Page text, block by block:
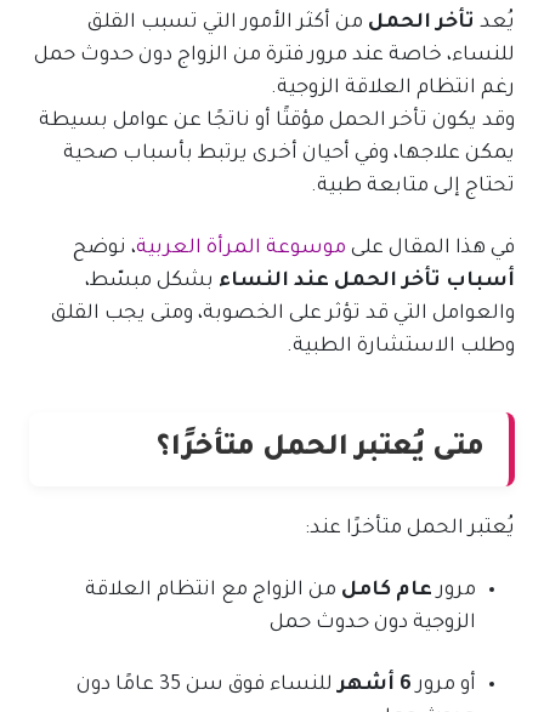
يُعد تأخر الحمل من أكثر الأمور التي تسبب القلق
للنساء، خاصة عند مرور فترة من الزواج دون حدوث حمل
رغم انتظام العلاقة الزوجية.
وقد يكون تأخر الحمل مؤقتًا أو ناتجًا عن عوامل بسيطة
يمكن علاجها، وفي أحيان أخرى يرتبط بأسباب صحية
تحتاج إلى متابعة طبية.
في هذا المقال على موسوعة المرأة العربية، نوضح
أسباب تأخر الحمل عند النساء بشكل مبسّط،
والعوامل التي قد تؤثر على الخصوبة، ومتى يجب القلق
وطلب الاستشارة الطبية.
متى يُعتبر الحمل متأخرًا؟
يُعتبر الحمل متأخرًا عند:
مرورعام كامل من الزواج مع انتظام العلاقة
الزوجية دون حدوث حمل
أو مرور6 أشهر
للنساء فوق سن 35 عامًا دون